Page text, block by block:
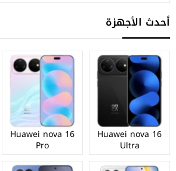
أحدث الأجهزة
Huawei nova 16
Ultra
Huawei nova 16
Pro